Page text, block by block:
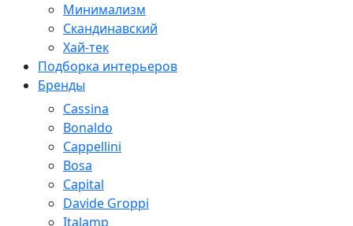
Минимализм
Скандинавский
Хай-тек
Подборка интерьеров
Бренды
Cassina
Bonaldo
Cappellini
Bosa
Capital
Davide Groppi
Italamp